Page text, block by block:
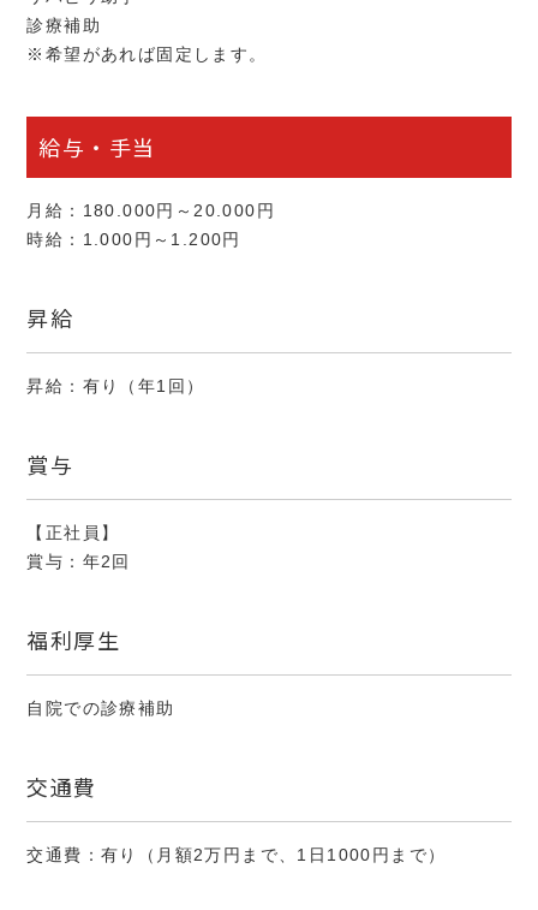
診療補助
※希望があれば固定します。
給与・手当
月給：180.000円～20.000円
時給：1.000円～1.200円
昇給
昇給：有り（年1回）
賞与
【正社員】
賞与：年2回
福利厚生
自院での診療補助
交通費
交通費：有り（月額2万円まで、1日1000円まで）